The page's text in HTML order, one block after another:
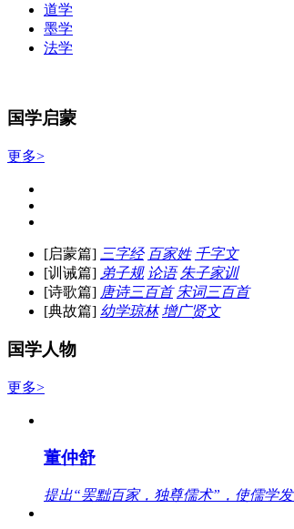
道学
墨学
法学
国学启蒙
更多>
[启蒙篇] 三字经 百家姓 千字文
[训诫篇] 弟子规 论语 朱子家训
[诗歌篇] 唐诗三百首 宋词三百首
[典故篇] 幼学琼林 增广贤文
国学人物
更多>
董仲舒
提出“罢黜百家，独尊儒术”，使儒学